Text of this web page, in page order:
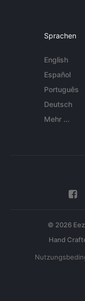
Sprachen
English
Español
Português
Deutsch
Mehr ...
© 2026